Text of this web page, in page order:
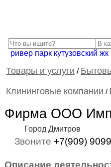
ривер парк кутузовский жк
Товары и услуги /
Клининговые компании /
Фирма ООО
Город Дмитров
Звоните +7(909)
Описание